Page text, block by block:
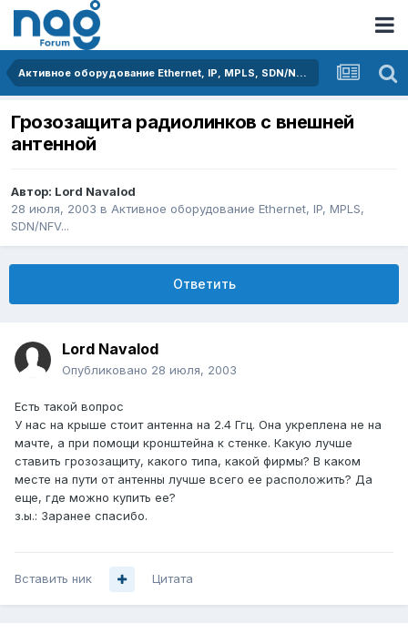
Активное оборудование Ethernet, IP, MPLS, SDN/NFV...
Грозозащита радиолинков с внешней
антенной
Автор: Lord Navalod
28 июля, 2003 в Активное оборудование Ethernet, IP, MPLS,
SDN/NFV...
Ответить
Lord Navalod
Опубликовано 28 июля, 2003
Есть такой вопрос
У нас на крыше стоит антенна на 2.4 Ггц. Она укреплена не на
мачте, а при помощи кронштейна к стенке. Какую лучше
ставить грозозащиту, какого типа, какой фирмы? В каком
месте на пути от антенны лучше всего ее расположить? Да
еще, где можно купить ее?
з.ы.: Заранее спасибо.
Вставить ник Цитата